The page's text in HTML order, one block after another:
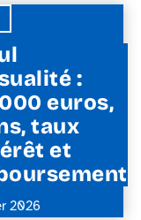
:
euros,
taux
et
2026